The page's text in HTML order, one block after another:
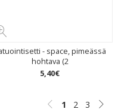
- space, pimeässä
hohtava (2
5,40€
1 2 3